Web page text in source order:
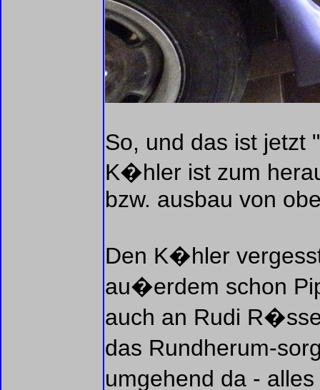
So, und das ist jetzt
K�hler ist zum
bzw. ausbau von
Den K�hler
au�erdem schon
auch an Rudi
das Rundherum-
umgehend da -